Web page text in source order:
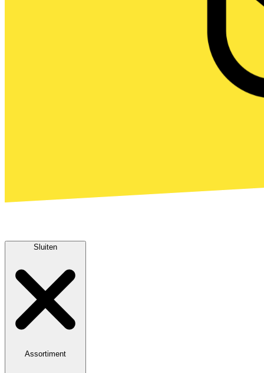
Sluiten
Assortiment